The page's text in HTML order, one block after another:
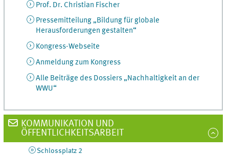
Prof. Dr. Christian Fischer
Pressemitteilung „Bildung für globale
Herausforderungen gestalten“
Kongress-Webseite
Anmeldung zum Kongress
Alle Beiträge des Dossiers „Nachhaltigkeit an der
WWU“
KOMMUNIKATION UND
ÖFFENTLICHKEITSARBEIT
Schlossplatz 2